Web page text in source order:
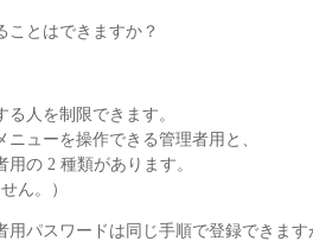
ことはできますか？
人を制限できます。
ューを操作できる管理者用と、
の 2 種類があります。
ん。）
用パスワードは同じ手順で登録できます